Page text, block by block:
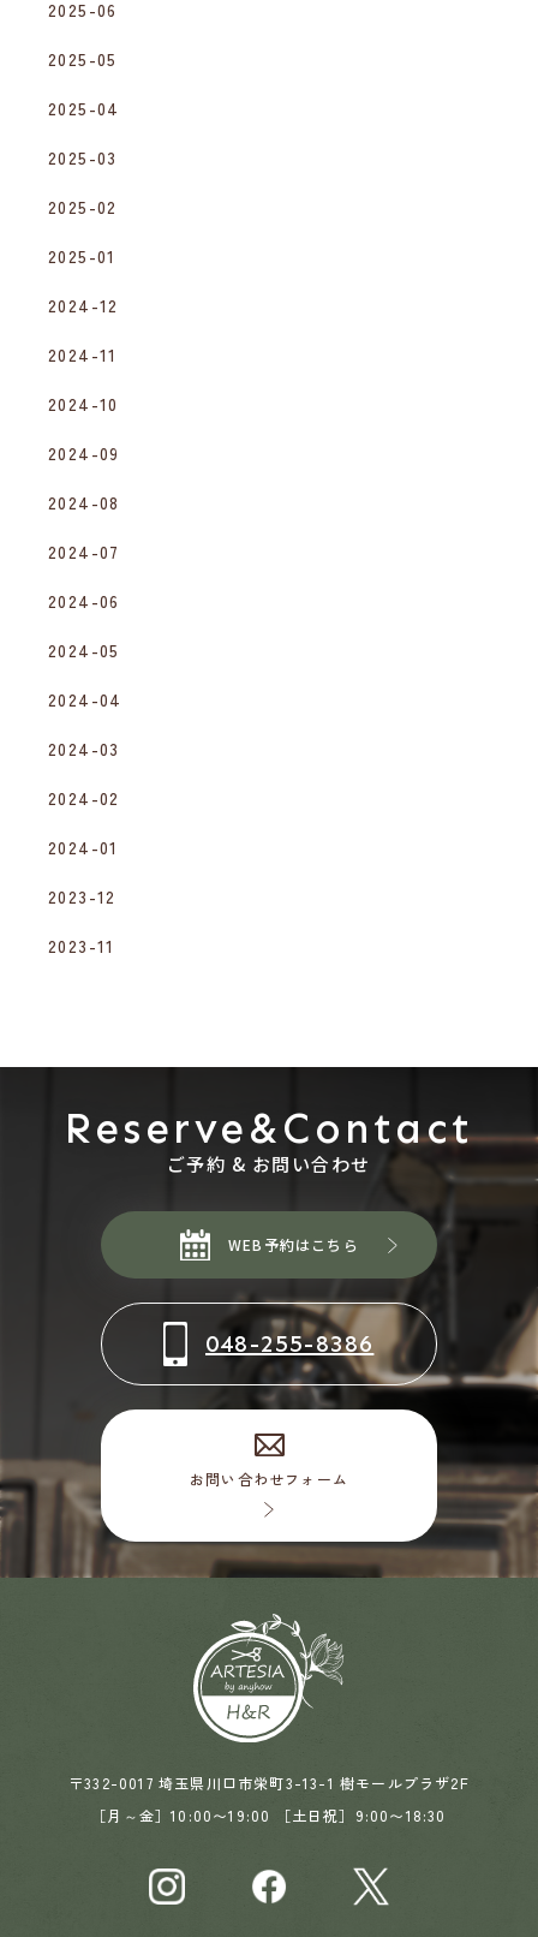
2025-06
2025-05
2025-04
2025-03
2025-02
2025-01
2024-12
2024-11
2024-10
2024-09
2024-08
2024-07
2024-06
2024-05
2024-04
2024-03
2024-02
2024-01
2023-12
2023-11
Reserve&Contact
ご予約 & お問い合わせ
WEB予約はこちら
048-255-8386
お問い合わせフォーム
〒332-0017 埼玉県川口市栄町3-13-1 樹モールプラザ2F
［月～金］10:00〜19:00 ［土日祝］9:00〜18:30